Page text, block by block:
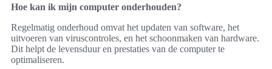
Hoe kan ik mijn computer onderhouden?
Regelmatig onderhoud omvat het updaten van software, het
uitvoeren van viruscontroles, en het schoonmaken van hardware.
Dit helpt de levensduur en prestaties van de computer te
optimaliseren.